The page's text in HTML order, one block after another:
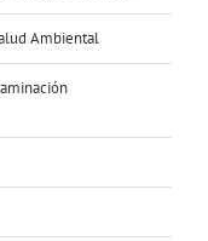
Ambiental